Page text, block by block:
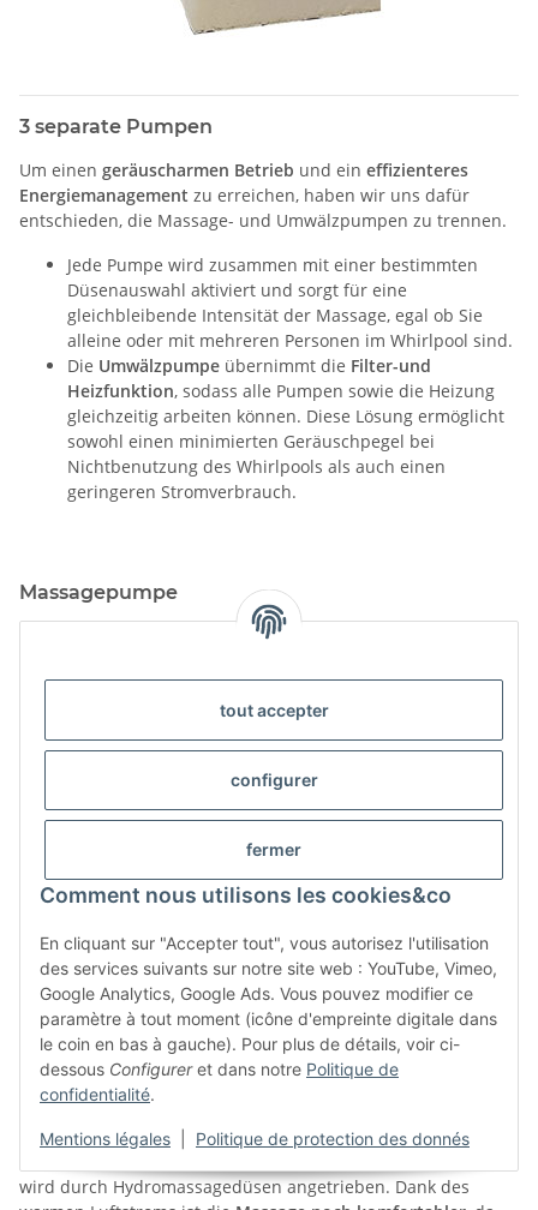
tout accepter
configurer
fermer
Comment nous utilisons les cookies&co
En cliquant sur "Accepter tout", vous autorisez l'utilisation
des services suivants sur notre site web : YouTube, Vimeo,
Google Analytics, Google Ads. Vous pouvez modifier ce
paramètre à tout moment (icône d'empreinte digitale dans
le coin en bas à gauche). Pour plus de détails, voir ci-
dessous Configureret dans notre Politique de
confidentialité.
Mentions légales Politique de protection des donnés
3 separate Pumpen
Um einen geräuscharmen Betrieb und ein effizienteres
Energiemanagement zu erreichen, haben wir uns dafür
entschieden, die Massage- und Umwälzpumpen zu trennen.
Jede Pumpe wird zusammen mit einer bestimmten
Düsenauswahl aktiviert und sorgt für eine
gleichbleibende Intensität der Massage, egal ob Sie
alleine oder mit mehreren Personen im Whirlpool sind.
Die Umwälzpumpe übernimmt die Filter-und
Heizfunktion, sodass alle Pumpen sowie die Heizung
gleichzeitig arbeiten können. Diese Lösung ermöglicht
sowohl einen minimierten Geräuschpegel bei
Nichtbenutzung des Whirlpools als auch einen
geringeren Stromverbrauch.
Massagepumpe
Wir haben beschlossen, unsere Whirlpools mit zwei
auszustatten. Der Grund dafür war dieGarantiederen
und nicht zuletzt die Gewährleistung
einer optimalen Massage mit konstantem Durchfluss an allen
Blower-Gebläse
Unsere Whirlpools sind mit einem Gebläse für eine noch
wird durch Hydromassagedüsen angetrieben. Dank des